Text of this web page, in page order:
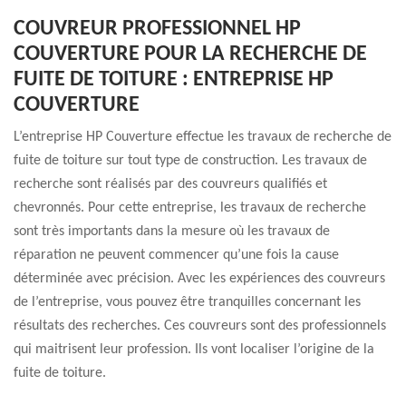
COUVREUR PROFESSIONNEL HP
COUVERTURE POUR LA RECHERCHE DE
FUITE DE TOITURE : ENTREPRISE HP
COUVERTURE
L’entreprise HP Couverture effectue les travaux de recherche de
fuite de toiture sur tout type de construction. Les travaux de
recherche sont réalisés par des couvreurs qualifiés et
chevronnés. Pour cette entreprise, les travaux de recherche
sont très importants dans la mesure où les travaux de
réparation ne peuvent commencer qu’une fois la cause
déterminée avec précision. Avec les expériences des couvreurs
de l’entreprise, vous pouvez être tranquilles concernant les
résultats des recherches. Ces couvreurs sont des professionnels
qui maitrisent leur profession. Ils vont localiser l’origine de la
fuite de toiture.